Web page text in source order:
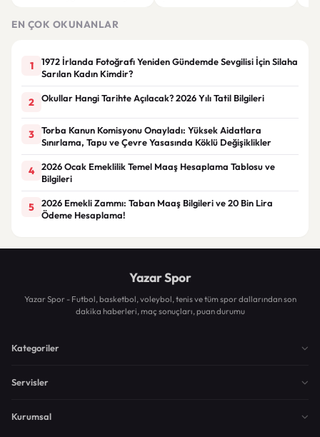
EN ÇOK OKUNANLAR
1
1972 İrlanda Fotoğrafı Yeniden Gündemde Sevgilisi İçin Silaha
Sarılan Kadın Kimdir?
2 Okullar Hangi Tarihte Açılacak? 2026 Yılı Tatil Bilgileri
3
Torba Kanun Komisyonu Onayladı: Yüksek Aidatlara
Sınırlama, Tapu ve Çevre Yasasında Köklü Değişiklikler
4
2026 Ocak Emeklilik Temel Maaş Hesaplama Tablosu ve
Bilgileri
5
2026 Emekli Zammı: Taban Maaş Bilgileri ve 20 Bin Lira
Ödeme Hesaplama!
Yazar Spor
Yazar Spor - Futbol, basketbol, voleybol, tenis ve tüm spor dallarından son
dakika haberleri, maç sonuçları, puan durumu
Kategoriler
Servisler
Kurumsal